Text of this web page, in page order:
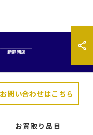
お問い合わせはこちら
お買取り品目